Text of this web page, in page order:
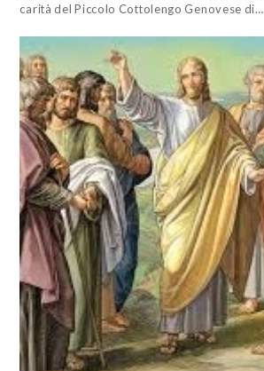
carità del Piccolo Cottolengo Genovese di…